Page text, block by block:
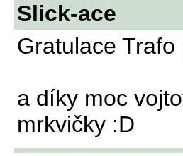
Slick-ace
Gratulace Trafo
a díky moc
mrkvičky :D